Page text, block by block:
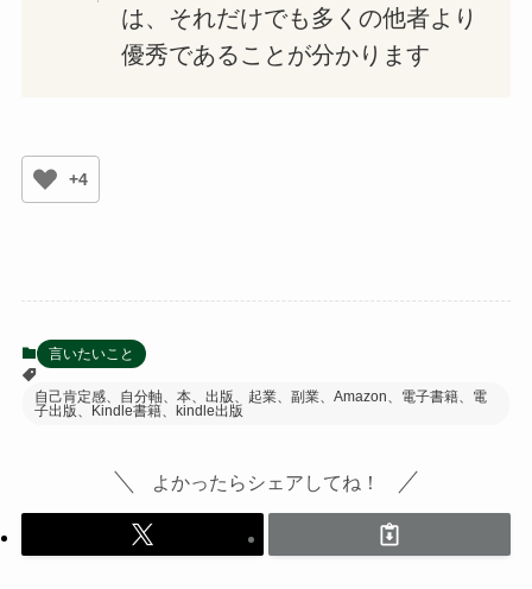
は、それだけでも多くの他者より
優秀であることが分かります
+4
言いたいこと
自己肯定感、自分軸、本、出版、起業、副業、Amazon、電子書籍、電
子出版、Kindle書籍、kindle出版
よかったらシェアしてね！